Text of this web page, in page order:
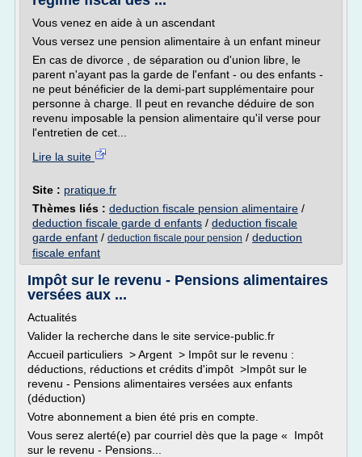
Vous venez en aide à un ascendant
Vous versez une pension alimentaire à un enfant mineur
En cas de divorce , de séparation ou d'union libre, le
parent n'ayant pas la garde de l'enfant - ou des enfants -
ne peut bénéficier de la demi-part supplémentaire pour
personne à charge. Il peut en revanche déduire de son
revenu imposable la pension alimentaire qu'il verse pour
l'entretien de cet...
Lire la suite
Site : pratique.fr
Thèmes liés : deduction fiscale pension alimentaire /
deduction fiscale garde d enfants / deduction fiscale
garde enfant / deduction fiscale pour pension / deduction
fiscale enfant
Impôt sur le revenu - Pensions alimentaires
versées aux ...
Actualités
Valider la recherche dans le site service-public.fr
Accueil particuliers > Argent > Impôt sur le revenu :
déductions, réductions et crédits d'impôt >Impôt sur le
revenu - Pensions alimentaires versées aux enfants
(déduction)
Votre abonnement a bien été pris en compte.
Vous serez alerté(e) par courriel dès que la page « Impôt
sur le revenu - Pensions...